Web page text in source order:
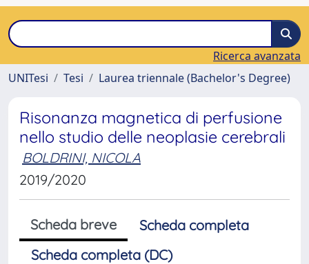
Ricerca avanzata
UNITesi
Tesi Laurea triennale (Bachelor's Degree)
Risonanza magnetica di perfusione
nello studio delle neoplasie cerebrali
BOLDRINI, NICOLA
2019/2020
Scheda breve
Scheda completa
Scheda completa (DC)